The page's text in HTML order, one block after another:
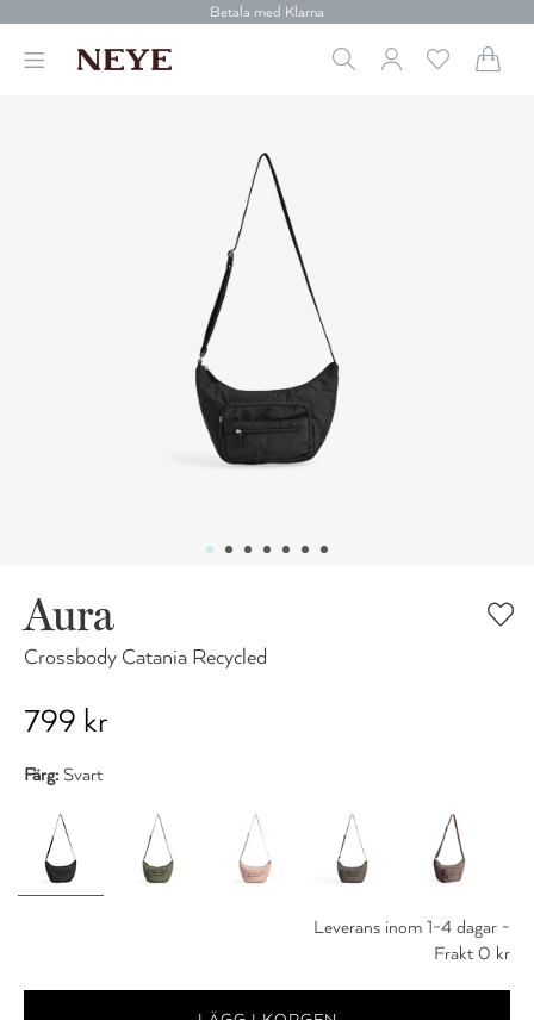
Betala med Klarna
Gratis frakt över 699 kr.
Aura
Crossbody Catania Recycled
799 kr
Färg: Svart
Leverans inom 1-4 dagar -
Frakt 0 kr